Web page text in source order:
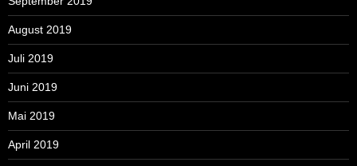
August 2019
Juli 2019
Juni 2019
Mai 2019
April 2019